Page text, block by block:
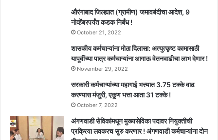
औरंगाबाद जिल्ह्यात (ग्रामीण) जमावबंदीचा आदेश, 9
नोव्हेंबरपर्यंत कडक निर्बंध !
October 21, 2022
शासकीय कर्मचाऱ्यांना मोठा दिलासा: अत्युत्कृष्ट कामासाठी
यापूर्वीच्या पात्र कर्मचाऱ्यांना आगाऊ वेतनवाढीचा लाभ देणार !
November 29, 2022
सरकारी कर्मचाऱ्यांच्या महागाई भत्त्यात 3.75 टक्के वाढ
करण्यास मंजुरी, एकूण भत्ता आता 31 टक्के !
October 7, 2022
अंगणवाडी सेविकांमधून मुख्यसेविका पदावर नियुक्तीची
प्रक्रिया लवकरच सुरु करणार ! अंगणवाडी कर्मचाऱ्यांना दोन